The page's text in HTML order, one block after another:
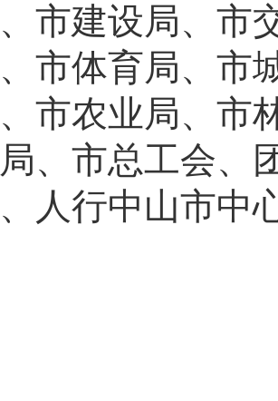
市建设局、市
市体育局、市
市农业局、市
、市总工会、
人行中山市中